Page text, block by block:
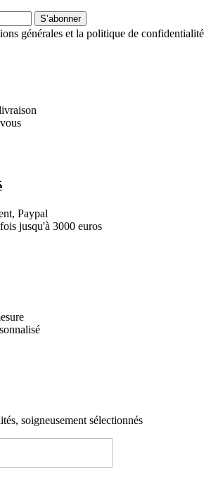
S’abonner
générales et la politique de confidentialité
Paypal
jusqu'à 3000 euros
soigneusement sélectionnés